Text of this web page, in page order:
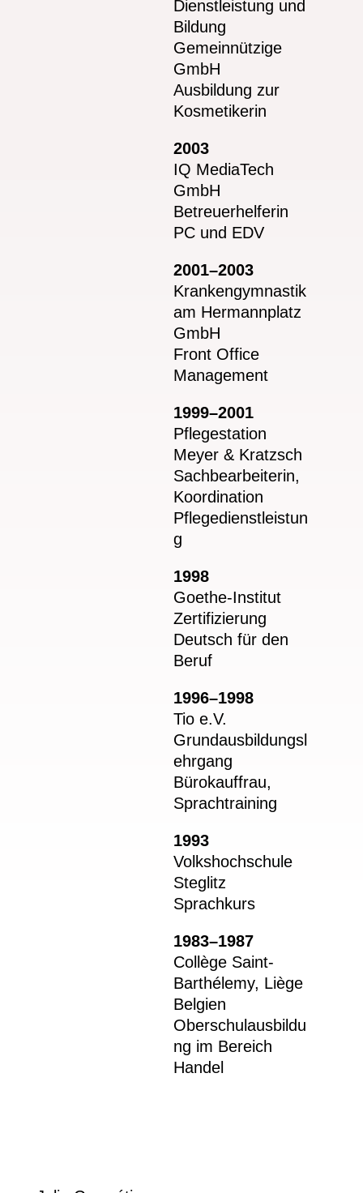
Dienstleistung und
Bildung
Gemeinnützige
GmbH
Ausbildung zur
Kosmetikerin
2003
IQ MediaTech
GmbH
Betreuerhelferin
PC und EDV
2001–2003
Krankengymnastik
am Hermannplatz
GmbH
Front Office
Management
1999–2001
Pflegestation
Meyer & Kratzsch
Sachbearbeiterin,
Koordination
Pflegedienstleistun
g
1998
Goethe-Institut
Zertifizierung
Deutsch für den
Beruf
1996–1998
Tio e.V.
Grundausbildungsl
ehrgang
Bürokauffrau,
Sprachtraining
1993
Volkshochschule
Steglitz
Sprachkurs
1983–1987
Collège Saint-
Barthélemy, Liège
Belgien
Oberschulausbildu
ng im Bereich
Handel